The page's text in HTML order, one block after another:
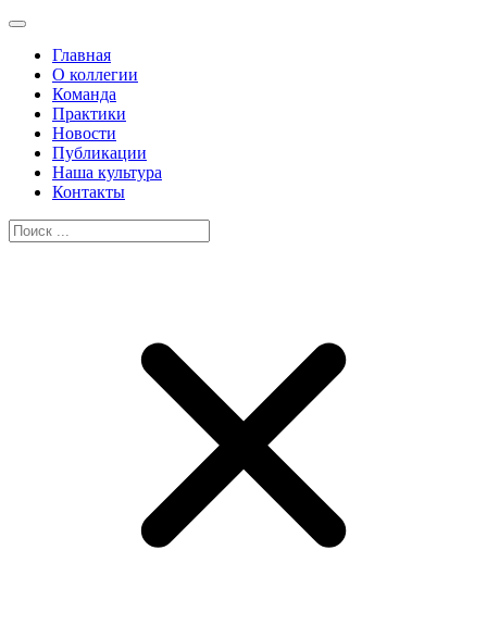
Главная
О коллегии
Команда
Практики
Новости
Публикации
Наша культура
Контакты